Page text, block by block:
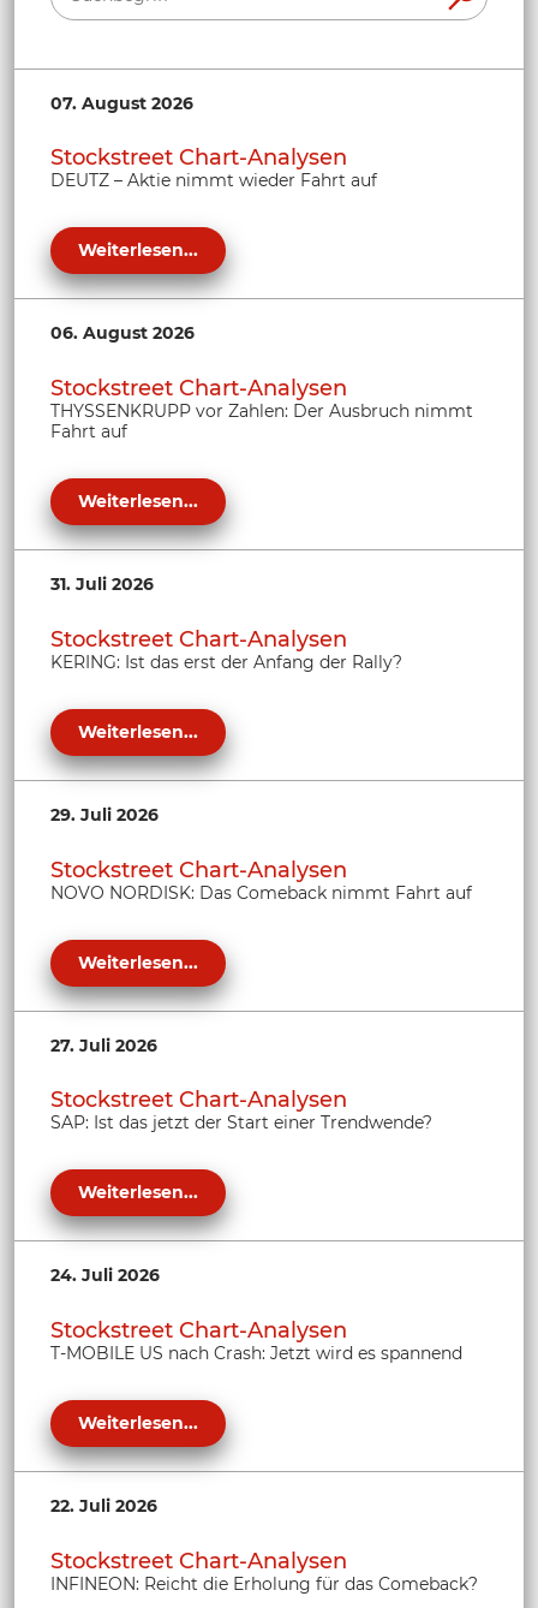
07. August 2026
Stockstreet Chart-Analysen
DEUTZ – Aktie nimmt wieder Fahrt auf
Weiterlesen...
06. August 2026
Stockstreet Chart-Analysen
THYSSENKRUPP vor Zahlen: Der Ausbruch nimmt
Fahrt auf
Weiterlesen...
31. Juli 2026
Stockstreet Chart-Analysen
KERING: Ist das erst der Anfang der Rally?
Weiterlesen...
29. Juli 2026
Stockstreet Chart-Analysen
NOVO NORDISK: Das Comeback nimmt Fahrt auf
Weiterlesen...
27. Juli 2026
Stockstreet Chart-Analysen
SAP: Ist das jetzt der Start einer Trendwende?
Weiterlesen...
24. Juli 2026
Stockstreet Chart-Analysen
T-MOBILE US nach Crash: Jetzt wird es spannend
Weiterlesen...
22. Juli 2026
Stockstreet Chart-Analysen
INFINEON: Reicht die Erholung für das Comeback?